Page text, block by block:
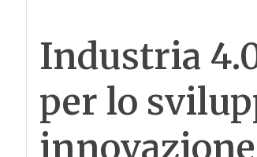
Industria
per lo
innovazione